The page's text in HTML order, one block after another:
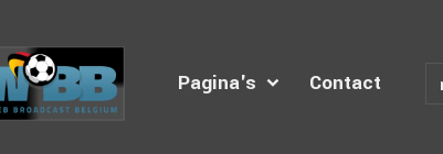
Pagina's Contact